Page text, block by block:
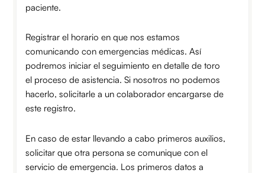
paciente.
Registrar el horario en que nos estamos
comunicando con emergencias médicas. Así
podremos iniciar el seguimiento en detalle de toro
el proceso de asistencia. Si nosotros no podemos
hacerlo, solicitarle a un colaborador encargarse de
este registro.
En caso de estar llevando a cabo primeros auxilios,
solicitar que otra persona se comunique con el
servicio de emergencia. Los primeros datos a